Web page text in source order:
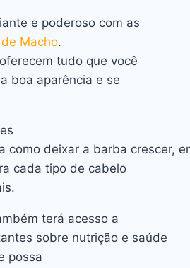
e poderoso com as
Macho.
tudo que você
boa aparência e se
como deixar a barba crescer,
cada tipo de cabelo
terá acesso a
sobre nutrição e saúde
possa